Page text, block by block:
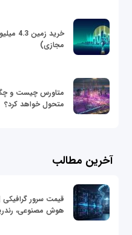
خرید
مجازی)
متاورس چیست و
متحول خواهد کرد؟
آخرین مطالب
هوش مصنوعی،